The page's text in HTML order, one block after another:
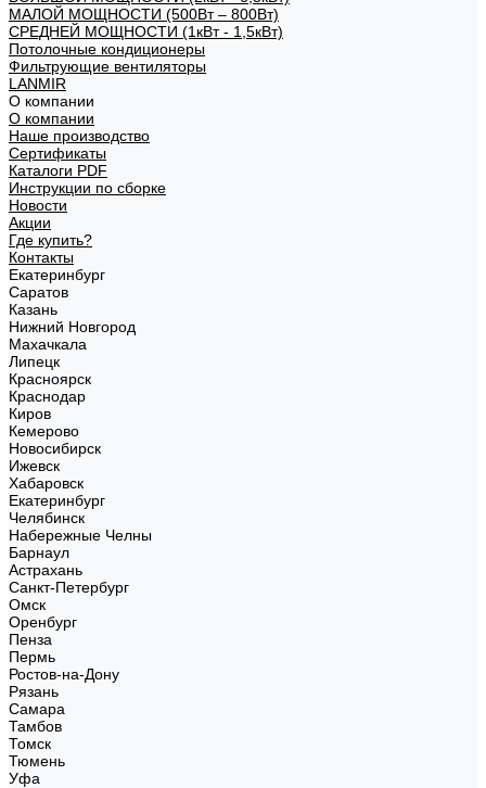
МАЛОЙ МОЩНОСТИ (500Вт – 800Вт)
СРЕДНЕЙ МОЩНОСТИ (1кВт - 1,5кВт)
Потолочные кондиционеры
Фильтрующие вентиляторы
LANMIR
О компании
О компании
Наше производство
Сертификаты
Каталоги PDF
Инструкции по сборке
Новости
Акции
Где купить?
Контакты
Екатеринбург
Саратов
Казань
Нижний Новгород
Махачкала
Липецк
Красноярск
Краснодар
Киров
Кемерово
Новосибирск
Ижевск
Хабаровск
Екатеринбург
Челябинск
Набережные Челны
Барнаул
Астрахань
Санкт-Петербург
Омск
Оренбург
Пенза
Пермь
Ростов-на-Дону
Рязань
Самара
Тамбов
Томск
Тюмень
Уфа